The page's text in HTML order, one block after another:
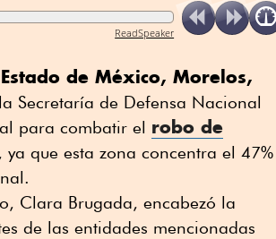
ReadSpeaker
de México, Morelos,
Secretaría de Defensa Nacional
para combatir el robo de
, ya que esta zona concentra el 47%
Clara Brugada, encabezó la
de las entidades mencionadas